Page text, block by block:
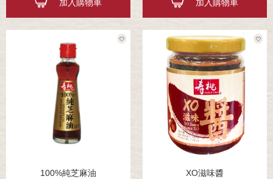
加入購物車 加入購物車
100%純芝麻油 XO滋味醬